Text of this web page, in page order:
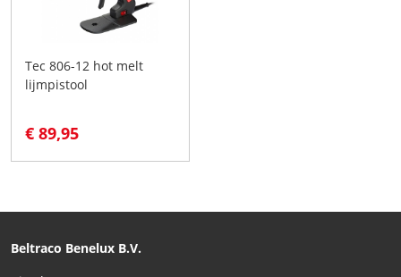
Tec 806-12 hot melt
lijmpistool
€ 89,95
Beltraco Benelux B.V.